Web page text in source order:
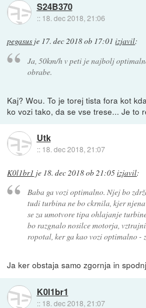
S24B370
:: 18. dec 2018, 21:06
pegasus je 17. dec 2018 ob 17:01 izjavil:
Ja, 50km/h v peti je najbolj
obrabe.
Kaj? Wou. To je torej tista fora kot
ko vozi tako, da se vse trese... Je to
Utk
:: 18. dec 2018, 21:07
K0l1br1 je 18. dec 2018 ob 21:05izjavil:
Baba ga vozi optimalno. Njej bo
tudi turbina ne bo ckrnila, kjer
se za umotvore tipa ohlajanje
bo razgnalo nosilce motorja,
ropotal, ker ga kao vozi optimalno -
Ja ker obstaja samo zgornja in
K0l1br1
:: 18. dec 2018, 21:07